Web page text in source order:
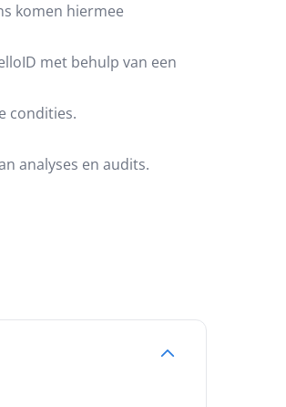
komen hiermee
met behulp van een
condities.
analyses en audits.